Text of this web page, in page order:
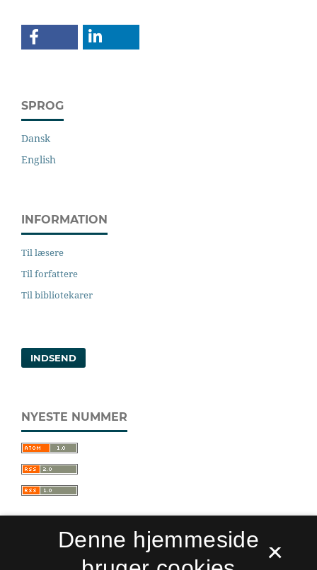
SPROG
Dansk
English
INFORMATION
Til læsere
Til forfattere
Til bibliotekarer
INDSEND
NYESTE NUMMER
Sprogforum. Tidsskrift for sprog- og
×
Denne hjemmeside